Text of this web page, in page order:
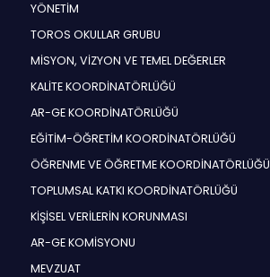
YÖNETİM
TOROS OKULLAR GRUBU
MİSYON, VİZYON VE TEMEL DEĞERLER
KALİTE KOORDİNATÖRLÜĞÜ
AR-GE KOORDİNATÖRLÜĞÜ
EĞİTİM-ÖĞRETİM KOORDİNATÖRLÜĞÜ
ÖĞRENME VE ÖĞRETME KOORDİNATÖRLÜĞÜ
TOPLUMSAL KATKI KOORDİNATÖRLÜĞÜ
KİŞİSEL VERİLERİN KORUNMASI
AR-GE KOMİSYONU
MEVZUAT